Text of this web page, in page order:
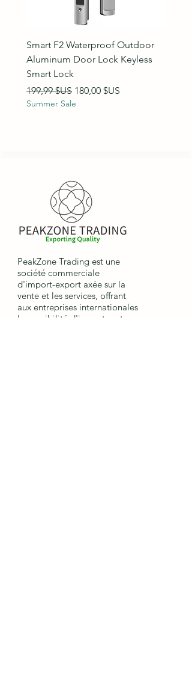
Smart F2 Waterproof Outdoor
Aluminum Door Lock Keyless
Smart Lock
Prix original
199,99 $US Prix promotionnel
180,00 $US
Summer Sale
PeakZone Trading est une
société commerciale
d'import-export axée sur la
vente et les services, offrant
aux entreprises internationales
la possibilité d'importer et